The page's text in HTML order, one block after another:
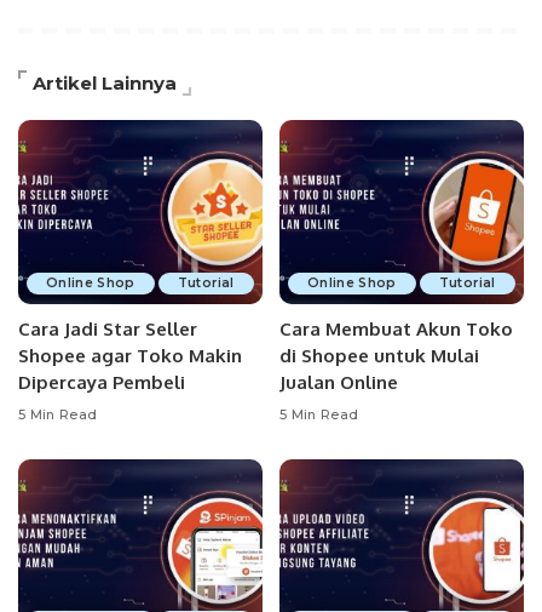
Artikel Lainnya
Online Shop Tutorial
Cara Jadi Star Seller
Shopee agar Toko Makin
Dipercaya Pembeli
5 Min Read
Online Shop Tutorial
Cara Membuat Akun Toko
di Shopee untuk Mulai
Jualan Online
5 Min Read